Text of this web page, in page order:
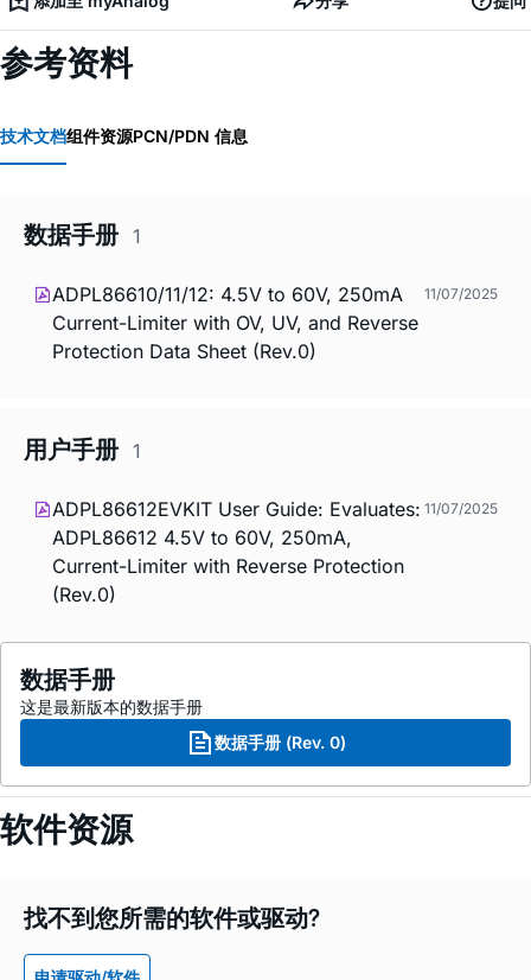
参考资料
技术文档组件资源PCN/PDN 信息
数据手册 1
ADPL86610/11/12: 4.5V to 60V, 250mA
Current-Limiter with OV, UV, and Reverse
Protection Data Sheet (Rev.0)
11/07/2025
用户手册 1
ADPL86612EVKIT User Guide: Evaluates:
ADPL86612 4.5V to 60V, 250mA,
Current-Limiter with Reverse Protection
(Rev.0)
11/07/2025
数据手册
这是最新版本的数据手册
数据手册 (Rev. 0)
软件资源
找不到您所需的软件或驱动?